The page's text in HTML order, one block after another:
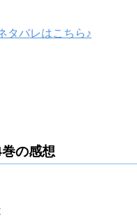
タバレはこちら♪
の感想